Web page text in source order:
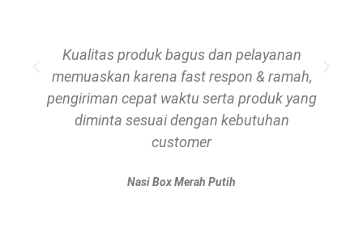
Kualitas produk bagus dan pelayanan
memuaskan karena fast respon & ramah,
pengiriman cepat waktu serta produk yang
diminta sesuai dengan kebutuhan
customer
Nasi Box Merah Putih